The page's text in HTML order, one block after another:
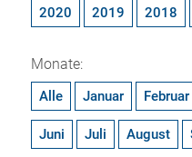
2020 2019 2018
Monate:
Alle Januar Februar
Juni Juli August